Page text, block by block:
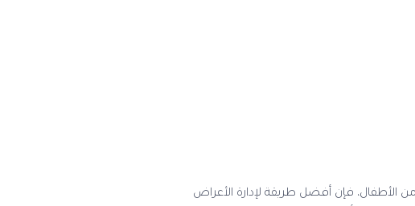
الأطفال، فإن أفضل طريقة لإدارة الأعراض